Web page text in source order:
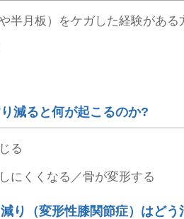
半月板）をケガした経験がある
減ると何が起こるのか?
る
にくくなる／骨が変形する
り（変形性膝関節症）はどう